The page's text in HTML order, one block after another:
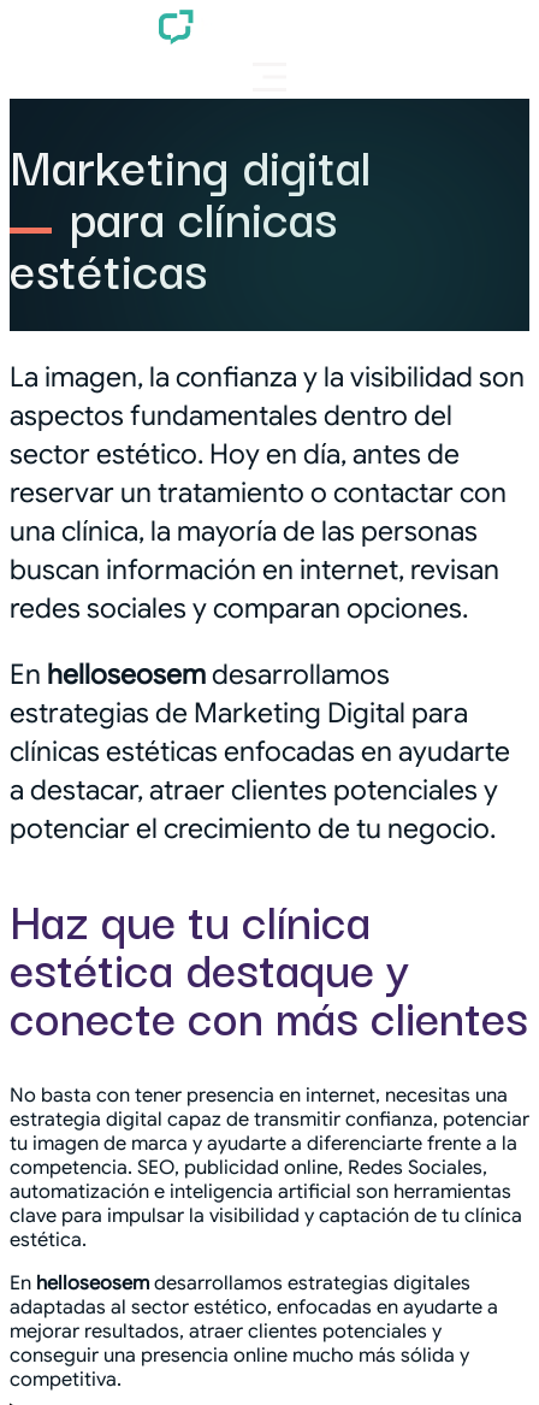
Marketing digital
para clínicas
estéticas
La imagen, la confianza y la visibilidad son
aspectos fundamentales dentro del
sector estético. Hoy en día, antes de
reservar un tratamiento o contactar con
una clínica, la mayoría de las personas
buscan información en internet, revisan
redes sociales y comparan opciones.
En helloseosemdesarrollamos
estrategias de Marketing Digital para
clínicas estéticas enfocadas en ayudarte
a destacar, atraer clientes potenciales y
potenciar el crecimiento de tu negocio.
Haz que tu clínica
estética destaque y
conecte con más clientes
No basta con tener presencia en internet, necesitas una
estrategia digital capaz de transmitir confianza, potenciar
tu imagen de marca y ayudarte a diferenciarte frente a la
competencia. SEO, publicidad online, Redes Sociales,
automatización e inteligencia artificial son herramientas
clave para impulsar la visibilidad y captación de tu clínica
estética.
En helloseosem desarrollamos estrategias digitales
adaptadas al sector estético, enfocadas en ayudarte a
mejorar resultados, atraer clientes potenciales y
conseguir una presencia online mucho más sólida y
competitiva.